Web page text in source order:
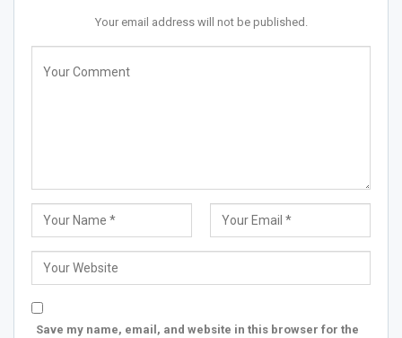
Your email address will not be published.
Save my name, email, and website in this browser for the